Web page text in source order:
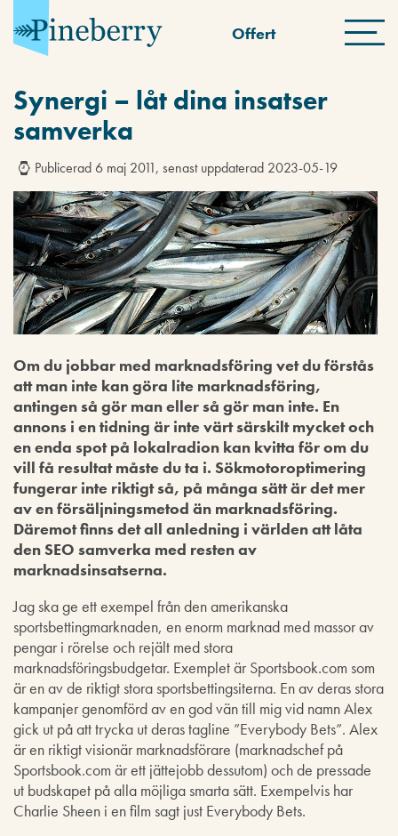
Offert
Synergi – låt dina insatser
samverka
Publicerad 6 maj 2011, senast uppdaterad 2023-05-19
Om du jobbar med marknadsföring vet du förstås
att man inte kan göra lite marknadsföring,
antingen så gör man eller så gör man inte. En
annons i en tidning är inte värt särskilt mycket och
en enda spot på lokalradion kan kvitta för om du
vill få resultat måste du ta i. Sökmotoroptimering
fungerar inte riktigt så, på många sätt är det mer
av en försäljningsmetod än marknadsföring.
Däremot finns det all anledning i världen att låta
den SEO samverka med resten av
marknadsinsatserna.
Jag ska ge ett exempel från den amerikanska
sportsbettingmarknaden, en enorm marknad med massor av
pengar i rörelse och rejält med stora
marknadsföringsbudgetar. Exemplet är Sportsbook.com som
är en av de riktigt stora sportsbettingsiterna. En av deras stora
kampanjer genomförd av en god vän till mig vid namn Alex
gick ut på att trycka ut deras tagline ”Everybody Bets”. Alex
är en riktigt visionär marknadsförare (marknadschef på
Sportsbook.com är ett jättejobb dessutom) och de pressade
ut budskapet på alla möjliga smarta sätt. Exempelvis har
Charlie Sheen i en film sagt just Everybody Bets.